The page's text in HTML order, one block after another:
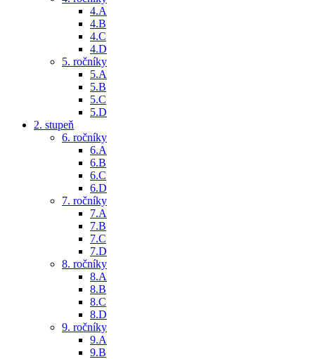
4.A
4.B
4.C
4.D
5. ročníky
5.A
5.B
5.C
5.D
2. stupeň
6. ročníky
6.A
6.B
6.C
6.D
7. ročníky
7.A
7.B
7.C
7.D
8. ročníky
8.A
8.B
8.C
8.D
9. ročníky
9.A
9.B